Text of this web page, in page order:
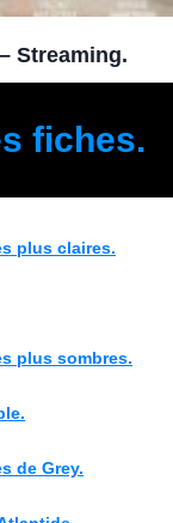
Streaming.
fiches.
plus claires.
plus sombres.
de Grey.